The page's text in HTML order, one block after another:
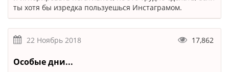
ты хотя бы изредка пользуешься Инстаграмом.
22 Ноябрь 2018 17,862
Особые дни...